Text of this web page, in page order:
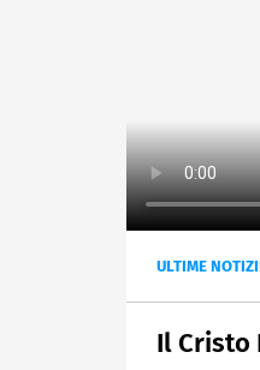
ULTIME
Il Cristo